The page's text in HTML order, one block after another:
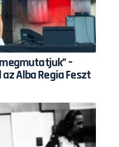
–
Alba Regia Feszt